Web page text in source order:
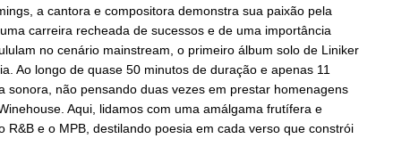
a cantora e compositora demonstra sua paixão pela
carreira recheada de sucessos e de uma importância
no cenário mainstream, o primeiro álbum solo de Liniker
Ao longo de quase 50 minutos de duração e apenas 11
não pensando duas vezes em prestar homenagens
Aqui, lidamos com uma amálgama frutífera e
e o MPB, destilando poesia em cada verso que constrói